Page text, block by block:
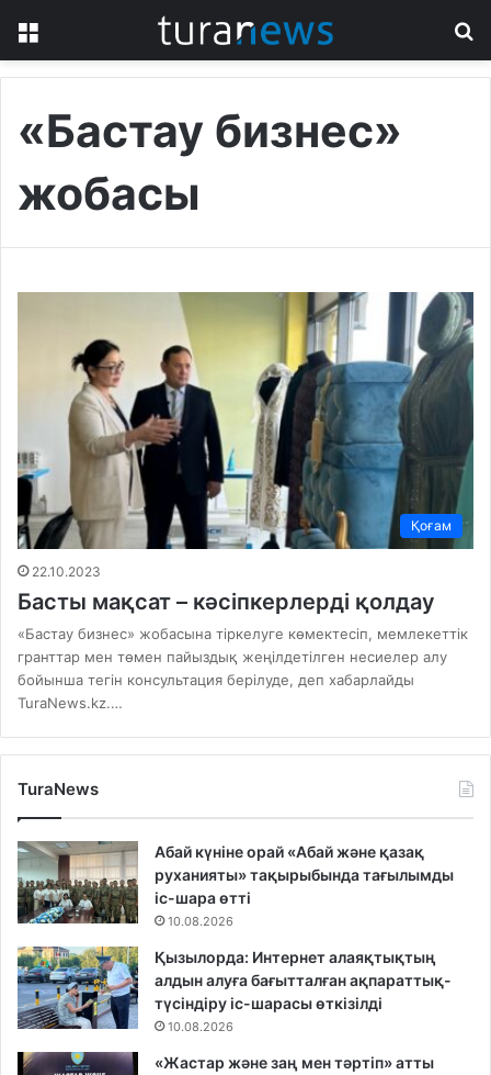
«Бастау бизнес»
жобасы
Қоғам
22.10.2023
Басты мақсат – кәсіпкерлерді қолдау
«Бастау бизнес» жобасына тіркелуге көмектесіп, мемлекеттік
гранттар мен төмен пайыздық жеңілдетілген несиелер алу
бойынша тегін консультация берілуде, деп хабарлайды
TuraNews.kz.…
TuraNews
Абай күніне орай «Абай және қазақ
руханияты» тақырыбында тағылымды
іс-шара өтті
10.08.2026
Қызылорда: Интернет алаяқтықтың
алдын алуға бағытталған ақпараттық-
түсіндіру іс-шарасы өткізілді
10.08.2026
«Жастар және заң мен тәртіп» атты